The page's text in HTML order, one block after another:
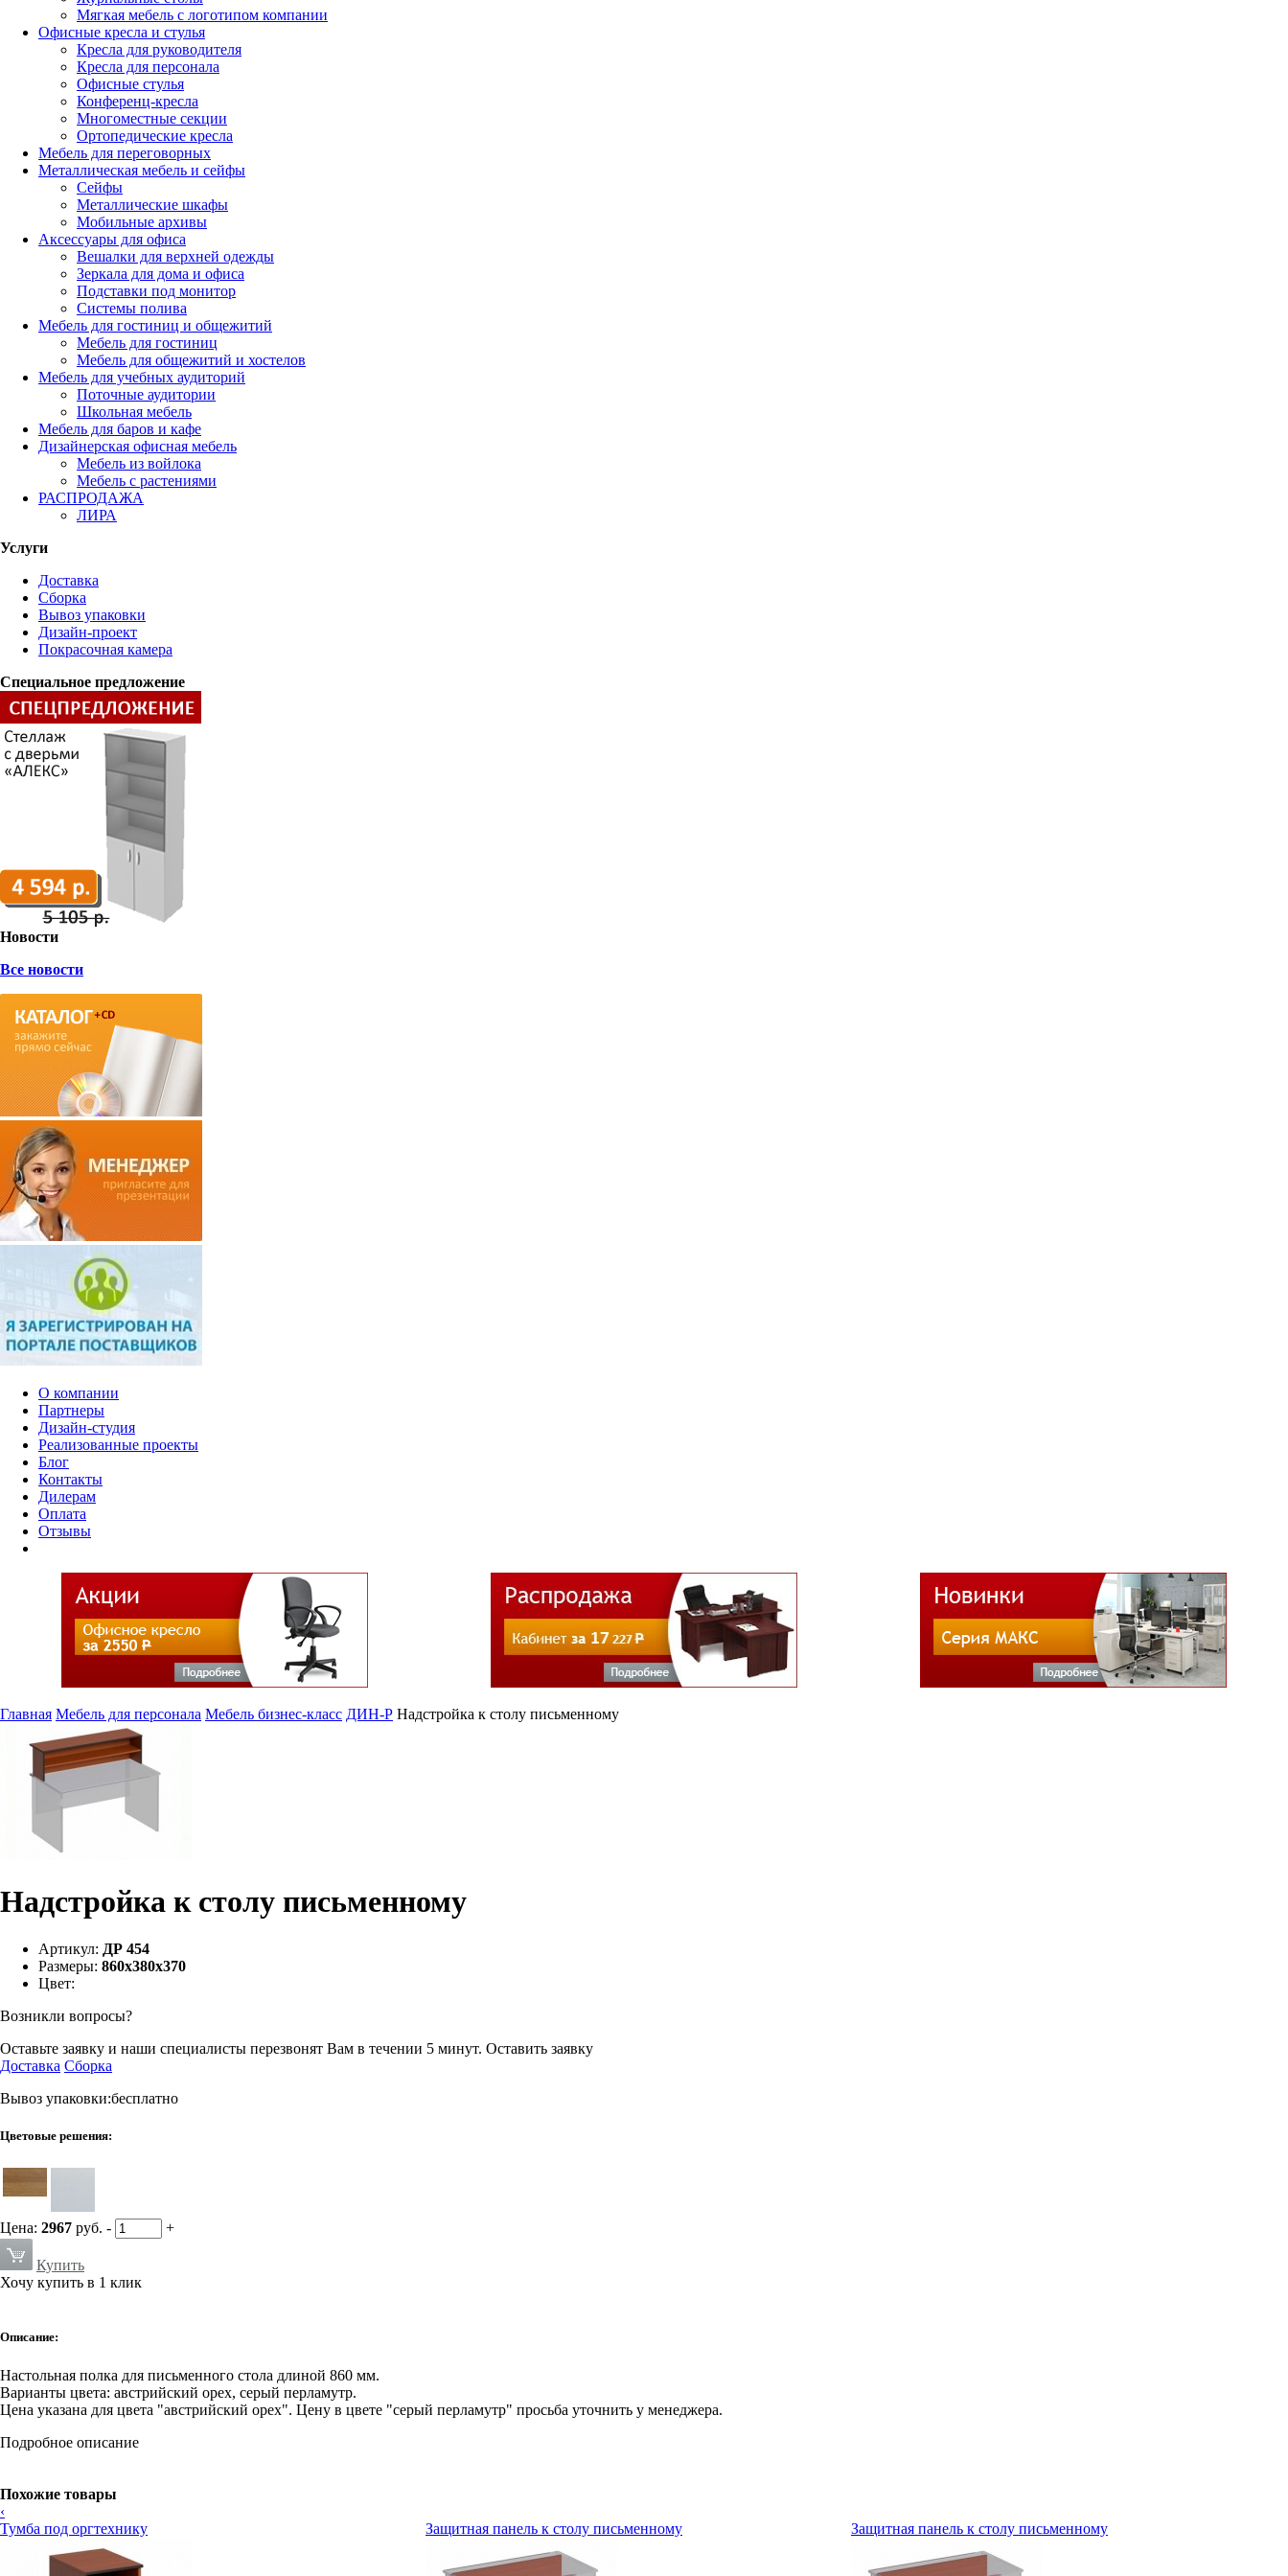
Мягкая мебель с логотипом компании
Офисные кресла и стулья
Кресла для руководителя
Кресла для персонала
Офисные стулья
Конференц-кресла
Многоместные секции
Ортопедические кресла
Мебель для переговорных
Металлическая мебель и сейфы
Сейфы
Металлические шкафы
Мобильные архивы
Аксессуары для офиса
Вешалки для верхней одежды
Зеркала для дома и офиса
Подставки под монитор
Системы полива
Мебель для гостиниц и общежитий
Мебель для гостиниц
Мебель для общежитий и хостелов
Мебель для учебных аудиторий
Поточные аудитории
Школьная мебель
Мебель для баров и кафе
Дизайнерская офисная мебель
Мебель из войлока
Мебель с растениями
РАСПРОДАЖА
ЛИРА
Услуги
Доставка
Сборка
Вывоз упаковки
Дизайн-проект
Покрасочная камера
Специальное предложение
Новости
Все новости
О компании
Партнеры
Дизайн-студия
Реализованные проекты
Блог
Контакты
Дилерам
Оплата
Отзывы
Главная Мебель для персонала Мебель бизнес-класс ДИН-Р Надстройка к столу письменному
Надстройка к столу письменному
Артикул: ДР 454
Размеры: 860х380х370
Цвет:
Возникли вопросы?
Оставьте заявку и наши специалисты перезвонят Вам в течении 5 минут. Оставить заявку
Доставка Сборка
Вывоз упаковки:бесплатно
Цветовые решения:
Цена: 2967 руб. - +
Купить
Хочу купить в 1 клик
Описание:
Настольная полка для письменного стола длиной 860 мм.
Варианты цвета: австрийский орех, серый перламутр.
Цена указана для цвета "австрийский орех". Цену в цвете "серый перламутр" просьба уточнить у менеджера.
Подробное описание
Похожие товары
‹
Тумба под оргтехнику
Защитная панель к столу письменному Защитная панель к столу письменному